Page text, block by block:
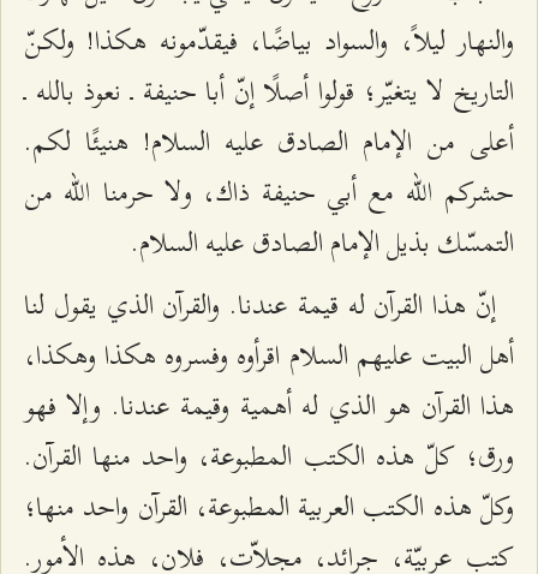
والنهار ليلاً، والسواد بياضًا، فيقدّمونه هكذا! ولكنّ
التاريخ لا يتغيّر؛ قولوا أصلًا إنّ أبا حنيفة ـ نعوذ بالله ـ
أعلى من الإمام الصادق عليه السلام! هنيئًا لكم.
حشركم الله مع أبي حنيفة ذاك، ولا حرمنا الله من
التمسّك بذيل الإمام الصادق عليه السلام.
إنّ هذا القرآن له قيمة عندنا. والقرآن الذي يقول لنا
أهل البيت عليهم السلام اقرأوه وفسروه هكذا وهكذا،
هذا القرآن هو الذي له أهمية وقيمة عندنا. وإلا فهو
ورق؛ كلّ هذه الكتب المطبوعة، واحد منها القرآن.
وكلّ هذه الكتب العربية المطبوعة، القرآن واحد منها؛
كتب عربيّة، جرائد، مجلاّت، فلان، هذه الأمور.